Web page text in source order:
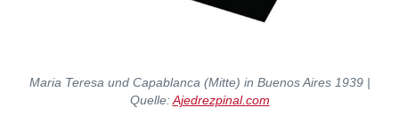
Maria Teresa und Capablanca (Mitte) in Buenos Aires 1939 |
Quelle:Ajedrezpinal.com